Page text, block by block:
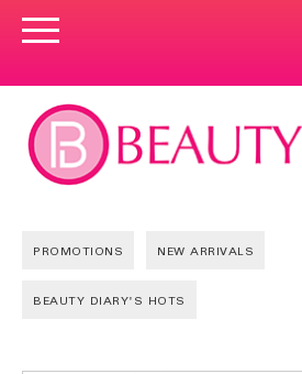
PROMOTIONS NEW ARRIVALS
BEAUTY DIARY'S HOTS